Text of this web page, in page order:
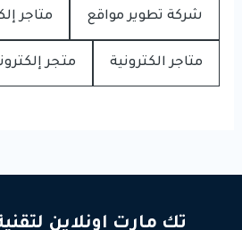
شركة تطوير مواقع متاجر
متاجر الكترونية متجر
تك مارت اونلاين